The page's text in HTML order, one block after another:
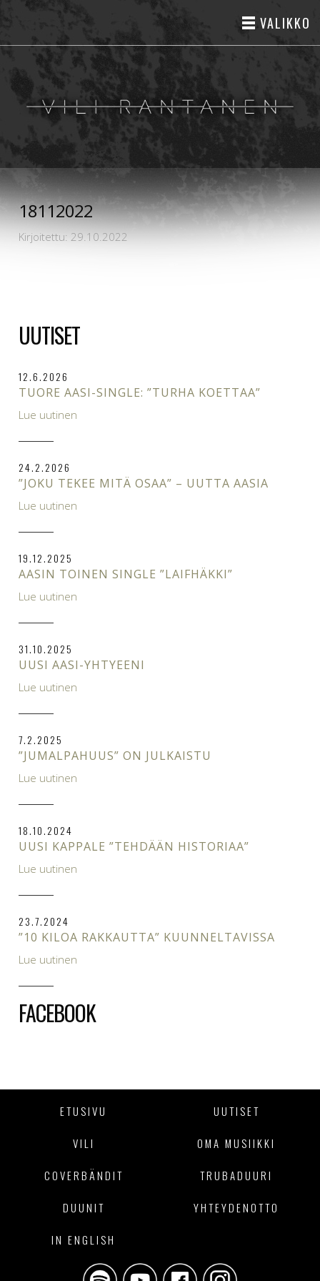
VALIKKO
18112022
Kirjoitettu: 29.10.2022
UUTISET
12.6.2026
TUORE AASI-SINGLE: ”TURHA KOETTAA”
Lue uutinen
24.2.2026
”JOKU TEKEE MITÄ OSAA” – UUTTA AASIA
Lue uutinen
19.12.2025
AASIN TOINEN SINGLE ”LAIFHÄKKI”
Lue uutinen
31.10.2025
UUSI AASI-YHTYEENI
Lue uutinen
7.2.2025
”JUMALPAHUUS” ON JULKAISTU
Lue uutinen
18.10.2024
UUSI KAPPALE ”TEHDÄÄN HISTORIAA”
Lue uutinen
23.7.2024
”10 KILOA RAKKAUTTA” KUUNNELTAVISSA
Lue uutinen
FACEBOOK
ETUSIVU UUTISET
VILI OMA MUSIIKKI
COVERBÄNDIT TRUBADUURI
DUUNIT YHTEYDENOTTO
IN ENGLISH